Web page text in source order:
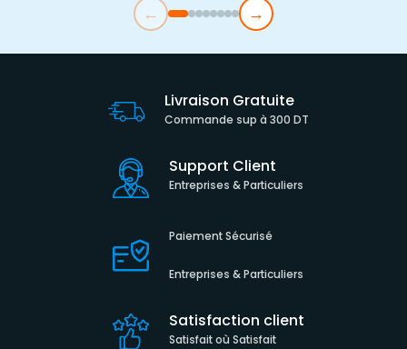
← →
Livraison Gratuite
Commande sup à 300 DT
Support Client
Entreprises & Particuliers
Paiement Sécurisé
Entreprises & Particuliers
Satisfaction client
Satisfait où Satisfait